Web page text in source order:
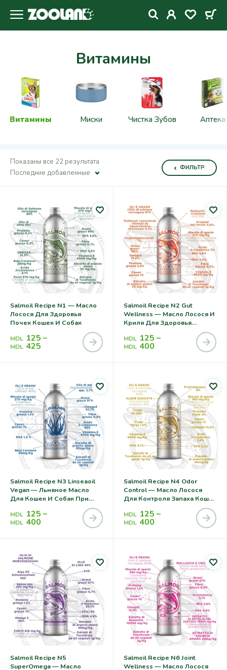
Витамины
Витамины Миски Чистка Зубов Аптека
Показаны все 22 результата
Последние добавленные
ФИЛЬТР
Salmoil Recipe N1 — Масло
Лосося Для Здоровья
Почек Кошек И Собак
MDL 125 –
MDL 425
Salmoil Recipe N2 Gut
Wellness — Масло Лосося И
Криля Для Здоровья
Кишечника Кошек И Собак
MDL 125 –
MDL 400
Salmoil Recipe N3 Linseaoil
Vegan — Льняное Масло
Для Кошек И Собак При
MDL 125 –
MDL 400
Salmoil Recipe N4 Odor
Control — Масло Лосося
Для Контроля Запаха Кошек
MDL 125 –
MDL 400
Salmoil Recipe N5
SuperOmega — Масло
Salmoil Recipe N6 Joint
Wellness — Масло Лосося